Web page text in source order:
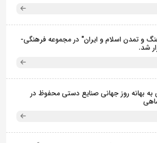
و تمدن اسلام و ایران" در مجموعه فرهنگی‌-
شد.
به بهانه روز جهانی صنایع دستی محفوظ در